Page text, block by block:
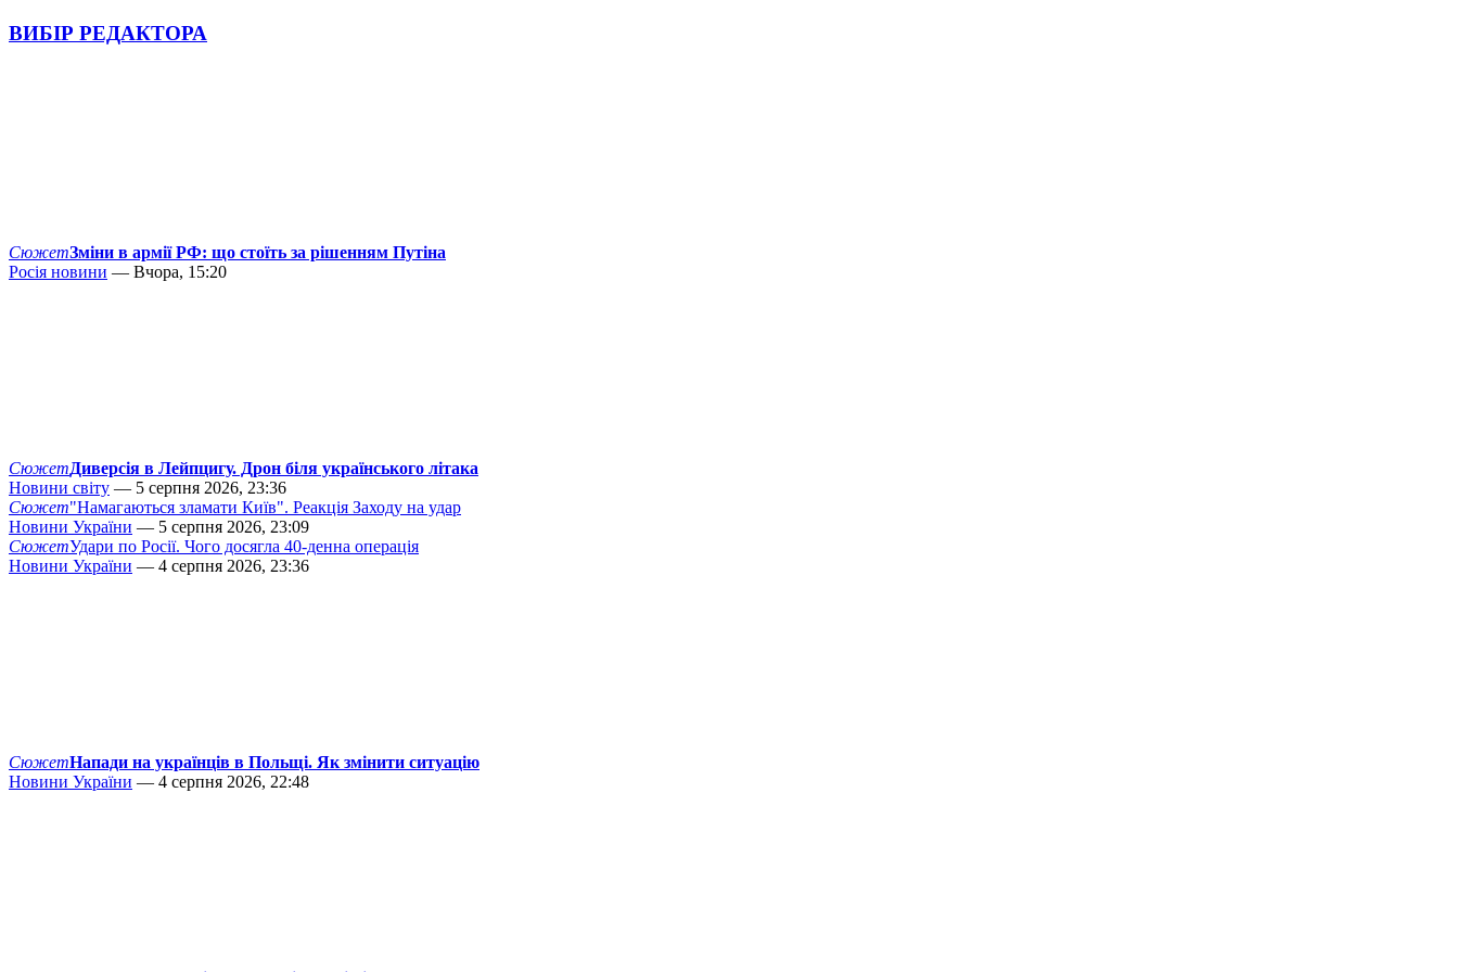
ВИБІР РЕДАКТОРА
СюжетЗміни в армії РФ: що стоїть за рішенням Путіна
Росія новини — Вчора, 15:20
СюжетДиверсія в Лейпцигу. Дрон біля українського літака
Новини світу — 5 серпня 2026, 23:36
Сюжет"Намагаються зламати Київ". Реакція Заходу на удар
Новини України — 5 серпня 2026, 23:09
СюжетУдари по Росії. Чого досягла 40-денна операція
Новини України — 4 серпня 2026, 23:36
СюжетНапади на українців в Польщі. Як змінити ситуацію
Новини України — 4 серпня 2026, 22:48